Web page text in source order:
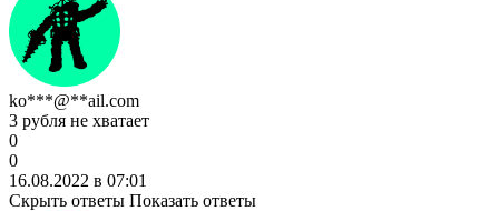
ko***@**ail.com
3 рубля не хватает
0
0
16.08.2022 в 07:01
Скрыть ответы Показать ответы